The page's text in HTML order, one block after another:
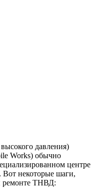
давления)
Works) обычно
центре
Вот некоторые шаги,
ремонте ТНВД: